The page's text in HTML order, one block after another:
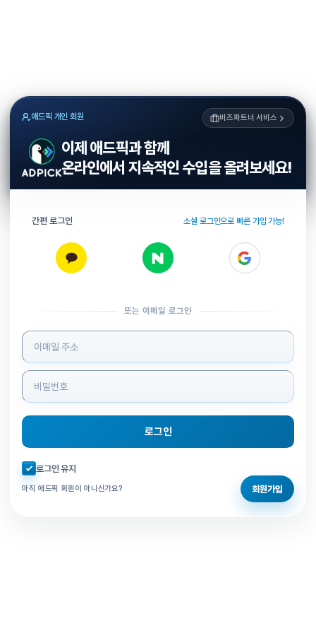
애드픽 개인 회원 비즈파트너 서비스
이제 애드픽과 함께
온라인에서 지속적인 수입을 올려보세요!
간편 로그인 소셜 로그인으로 빠른 가입 가능!
또는 이메일 로그인
로그인 정보 입력
로그인
자동로그인 체크
로그인 유지
아직 애드픽 회원이 아니신가요? 회원가입